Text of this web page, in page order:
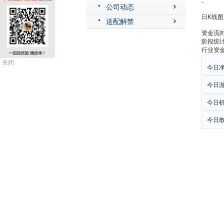
关闭
公司动态
送配解禁
-
日K线
资金流
阶段统
行业资
今日
今日
今日
今日